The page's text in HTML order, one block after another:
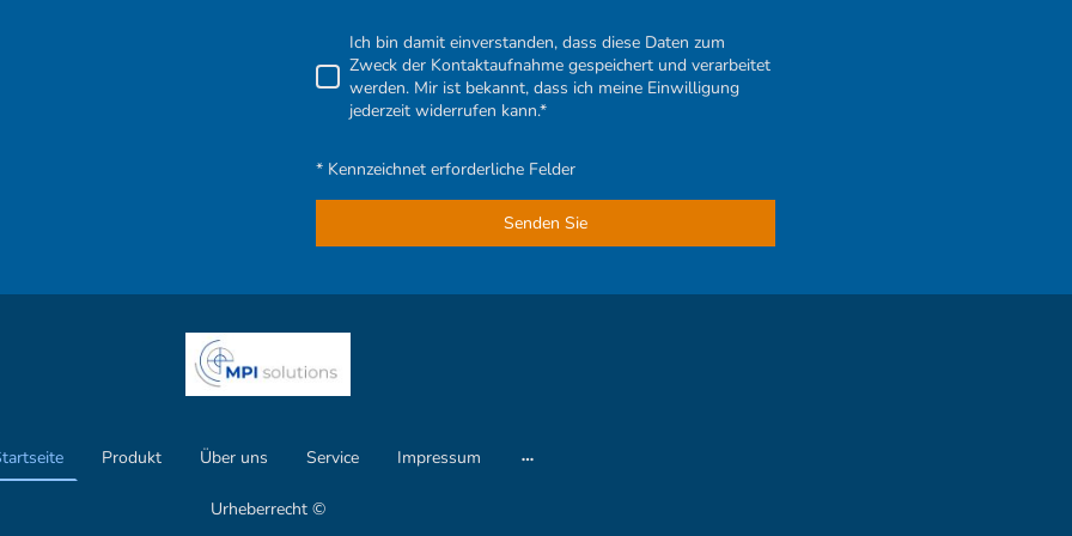
Ich bin damit einverstanden, dass diese Daten zum
Zweck der Kontaktaufnahme gespeichert und verarbeitet
werden. Mir ist bekannt, dass ich meine Einwilligung
jederzeit widerrufen kann.*
* Kennzeichnet erforderliche Felder
Senden Sie
Produkt Über uns Service Impressum
Urheberrecht ©